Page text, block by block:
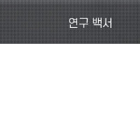
연구 백서